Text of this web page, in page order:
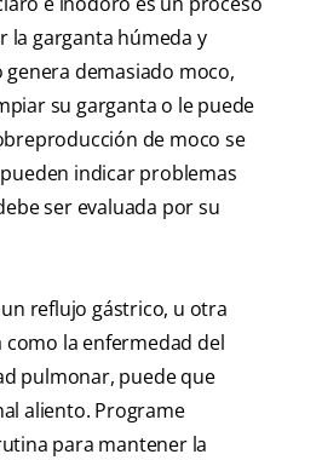
la garganta húmeda y
genera demasiado moco,
su garganta o le puede
de moco se
indicar problemas
ser evaluada por su
reflujo gástrico, u otra
la enfermedad del
pulmonar, puede que
aliento. Programe
para mantener la